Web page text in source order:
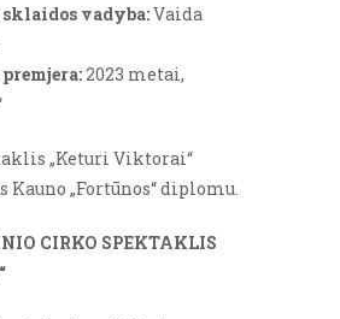
vadyba:Vaida
2023 metai,
„Keturi Viktorai“
Kauno „Fortūnos“ diplomu.
CIRKO SPEKTAKLIS